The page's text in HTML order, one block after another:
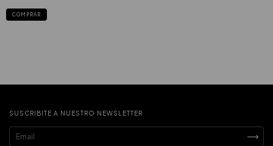
COMPRAR
SUSCRIBITE A NUESTRO NEWSLETTER